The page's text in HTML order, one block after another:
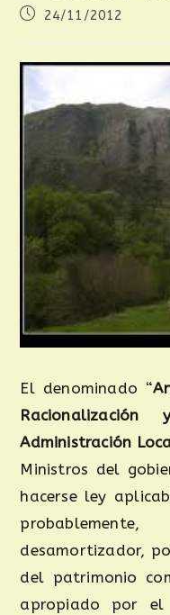
24/11/2012
El denominado “
Administración
Ministros del
hacerse ley
desamortizador,
del patrimonio
apropiado por el